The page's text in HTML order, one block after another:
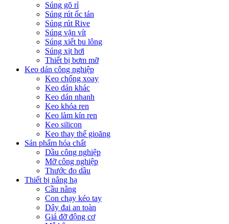
Súng gõ rỉ
Súng rút ốc tán
Súng rút Rive
Súng vặn vít
Súng xiết bu lông
Súng xịt hơi
Thiết bị bơm mỡ
Keo dán công nghiệp
Keo chống xoay
Keo dán khác
Keo dán nhanh
Keo khóa ren
Keo làm kín ren
Keo silicon
Keo thay thế gioăng
Sản phẩm hóa chất
Dầu công nghiệp
Mỡ công nghiệp
Thước đo dầu
Thiết bị nâng hạ
Cầu nâng
Con chạy kéo tay
Dây đai an toàn
Giá đỡ động cơ